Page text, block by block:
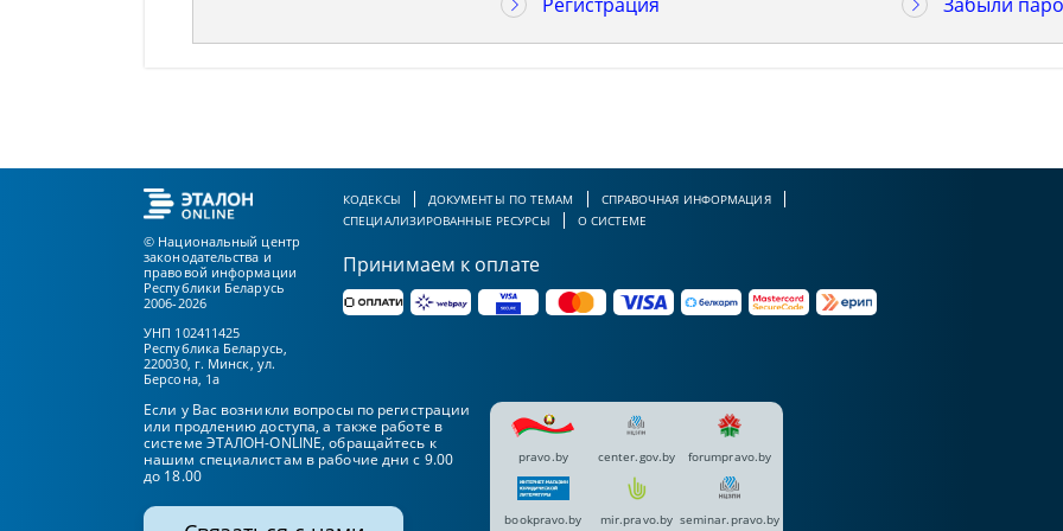
© Национальный центр
законодательства и
правовой информации
Республики Беларусь
2006-2026
УНП 102411425
Республика Беларусь,
220030, г. Минск, ул.
Берсона, 1а
КОДЕКСЫ ДОКУМЕНТЫ ПО ТЕМАМ
СПРАВОЧНАЯ ИНФОРМАЦИЯ
СПЕЦИАЛИЗИРОВАННЫЕ РЕСУРСЫ
О СИСТЕМЕ
Принимаем к оплате
Если у Вас возникли вопросы по регистрации
или продлению доступа, а также работе в
системе ЭТАЛОН-ONLINE, обращайтесь к
нашим специалистам в рабочие дни с 9.00
до 18.00
pravo.by center.gov.by forumpravo.by
bookpravo.by mir.pravo.by seminar.pravo.by